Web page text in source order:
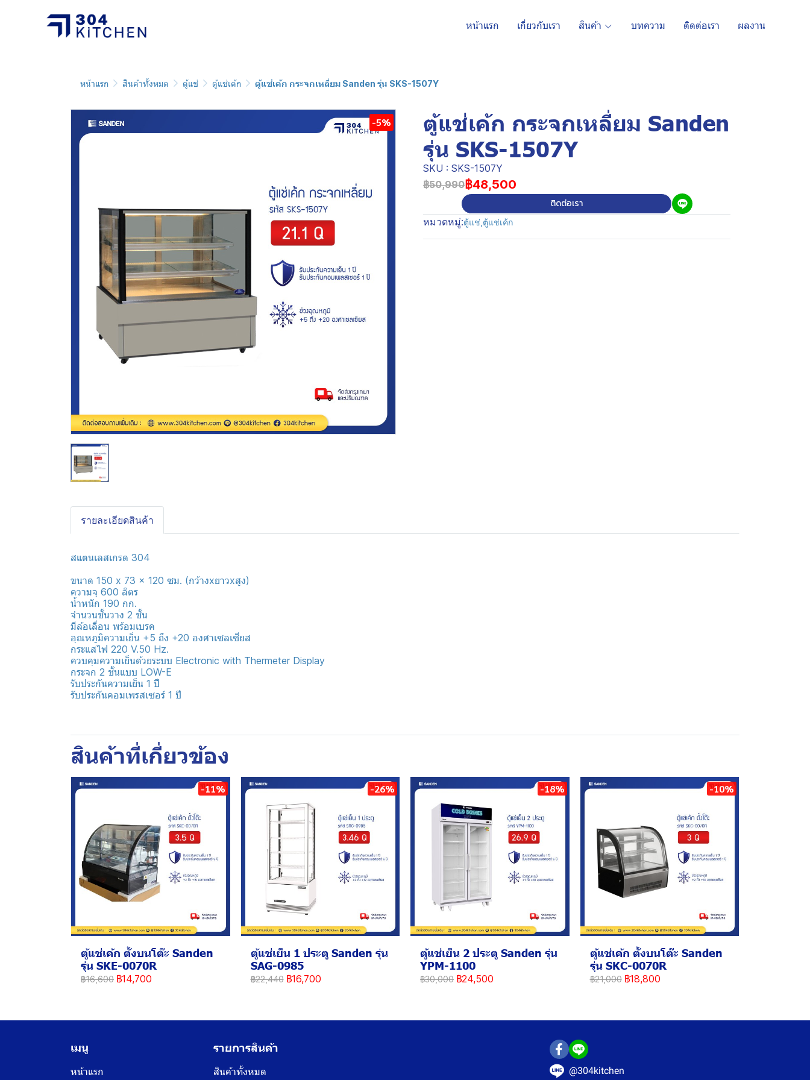
หน้าแรก เกี่ยวกับเรา สินค้า บทความ ติดต่อเรา ผลงาน
หน้าแรก สินค้าทั้งหมด ตู้แช่ ตู้แช่เค้ก ตู้แช่เค้ก กระจกเหลี่ยม Sanden รุ่น SKS-1507Y
-5%
ตู้แช่เค้ก กระจกเหลี่ยม Sanden
รุ่น SKS-1507Y
SKU : SKS-1507Y
฿50,990฿48,500
ติดต่อเรา
หมวดหมู่:ตู้แช่ ตู้แช่เค้ก
รายละเอียดสินค้า
สแตนเลสเกรด 304
ขนาด 150 x 73 x 120 ซม. (กว้างxยาวxสูง)
ความจุ 600 ลิตร
น้ำหนัก 190 กก.
จำนวนชั้นวาง 2 ชั้น
มีล้อเลื่อน พร้อมเบรค
อุณหภูมิความเย็น +5 ถึง +20 องศาเซลเซียส
กระแสไฟ 220 V.50 Hz.
ควบคุมความเย็นด้วยระบบ Electronic with Thermeter Display
กระจก 2 ชั้นแบบ LOW-E
รับประกันความเย็น 1 ปี
รับประกันคอมเพรสเซอร์ 1 ปี
สินค้าที่เกี่ยวข้อง
-11%
ตู้แช่เค้ก ตั้งบนโต๊ะ Sanden
รุ่น SKE-0070R
฿16,600 ฿14,700
-26%
ตู้แช่เย็น 1 ประตู Sanden รุ่น
SAG-0985
฿22,440 ฿16,700
-18%
ตู้แช่เย็น 2 ประตู Sanden รุ่น
YPM-1100
฿30,000 ฿24,500
-10%
ตู้แช่เค้ก ตั้งบนโต๊ะ Sanden
รุ่น SKC-0070R
฿21,000 ฿18,800
เมนู
หน้าแรก
รายการสินค้า
สินค้าทั้งหมด @304kitchen